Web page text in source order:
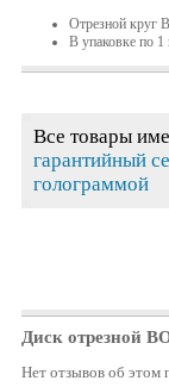
Отрезной круг
В упаковке по 1
Все товары
гарантийный
голограммой
Диск отрезной
Нет отзывов об этом